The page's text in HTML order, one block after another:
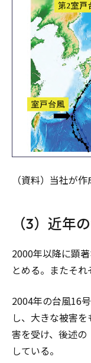
（資料）当社が作
（3）近年
2000年以降に顕
とめる。またそれ
2004年の台風16
し、大きな被害
害を受け、後述
している。